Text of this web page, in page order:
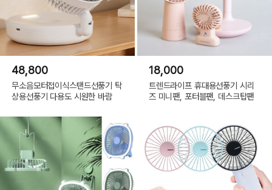
48,800
무소음모터접이식스탠드선풍기 탁
상용선풍기 다용도 시원한 바람
18,000
트렌드라이프 휴대용선풍기 시리
즈 미니팬, 포터블팬, 데스크탑팬